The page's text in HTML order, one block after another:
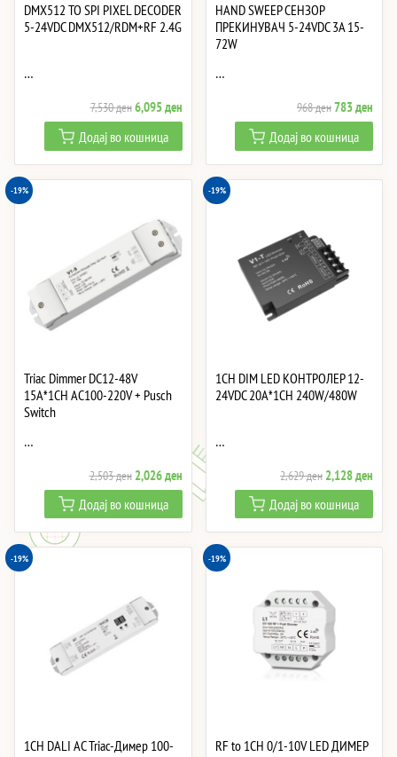
DMX512 TO SPI PIXEL DECODER
5-24VDC DMX512/RDM+RF 2.4G
…
7,530денOriginal
price
was:
7,530 ден.
6,095денCurrent
price
is:
6,095 ден.
Додај во кошница
HAND SWEEP СЕНЗОР
ПРЕКИНУВАЧ 5-24VDC 3A 15-
72W
…
968денOriginal
price
was:
968 ден.
783ден
price
is:
783
Додај во кошница
-19%
Triac Dimmer DC12-48V
15A*1CH AC100-220V + Pusch
Switch
…
2,503ден Original
price
was:
2,503 ден.
2,026денCurrent
price
is:
2,026 ден.
Додај во кошница
-19%
1CH DIM LED КОНТРОЛЕР 12-
24VDC 20A*1CH 240W/480W
…
2,629ден Original
price
was:
2,629 ден.
2,128ден
price
is:
Додај во кошница
-19%
1CH DALI AC Triac-Димер 100-
-19%
RF to 1CH 0/1-10V LED ДИМЕР